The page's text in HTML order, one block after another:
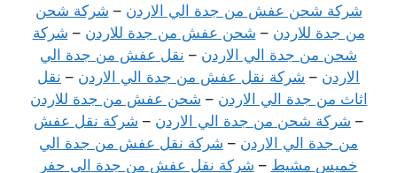
شركة شحن عفش من جدة الي الاردن– شركة شحن
من جدة للاردن– شحن عفش من جدة للاردن– شركة
شحن من جدة الي الاردن– نقل عفش من جدة الي
الاردن– شركة نقل عفش من جدة الي الاردن– نقل
اثاث من جدة الي الاردن– شحن عفش من جدة للاردن
شركة شحن من جدة الي الاردن– شركة نقل عفش
من جدة الي الاردن– شركة نقل عفش من جدة الي
خميس مشيط– شركة نقل عفش من جدة الي حفر